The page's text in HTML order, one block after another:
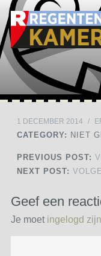
Skip to content
1 DECEMBER 2014 /
CATEGORY: NIET
PREVIOUS POST:
NEXT POST:
Geef een
Je moet ingelogd